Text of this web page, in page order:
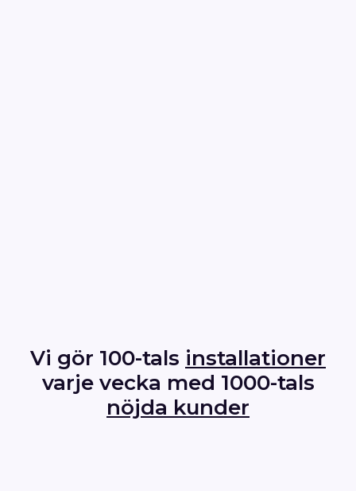
Vi gör 100-tals installationer
varje vecka med 1000-tals
nöjda kunder